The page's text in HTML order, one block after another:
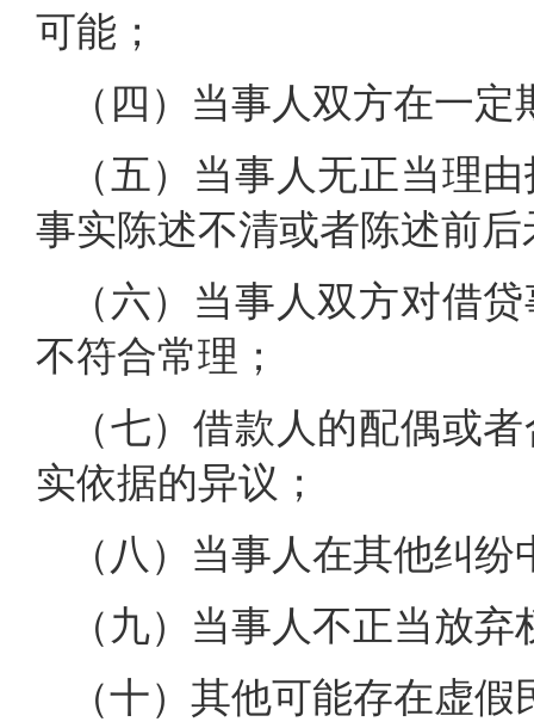
可能；
（四）当事人双方在一
（五）当事人无正当理
事实陈述不清或者陈述前后
（六）当事人双方对借
不符合常理；
（七）借款人的配偶或
实依据的异议；
（八）当事人在其他纠
（九）当事人不正当放弃
（十）其他可能存在虚